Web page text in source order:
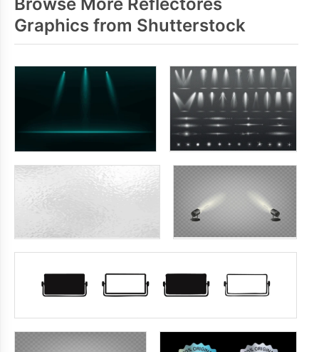
Graphics from Shutterstock